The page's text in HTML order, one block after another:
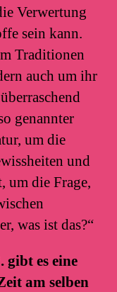
Verwertung
sein kann.
Traditionen
auch um ihr
genannter
um die
und
um die Frage,
was ist das?“
gibt es eine
am selben